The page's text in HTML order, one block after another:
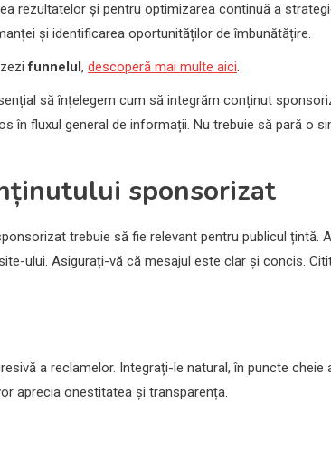
rezultatelor și pentru optimizarea continuă a
și identificarea oportunităților de îmbunătățire.
funnelul , descoperă mai multe aici.
să înțelegem cum să integrăm conținut
în fluxul general de informații. Nu trebuie să pară o
sponsorizat
trebuie să fie relevant pentru publicul țintă.
ului. Asigurați-vă că mesajul este clar și concis.
a reclamelor. Integrați-le natural, în puncte cheie
aprecia onestitatea și transparența.